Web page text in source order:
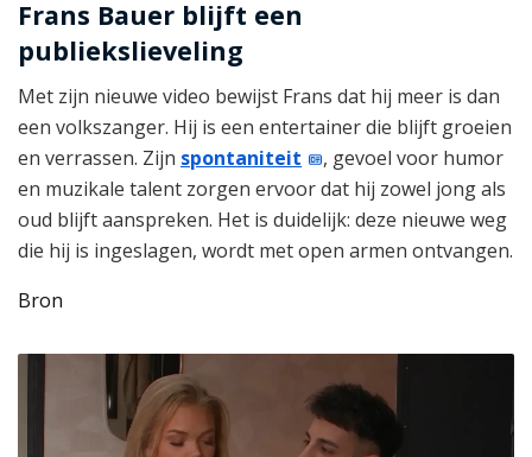
Frans Bauer blijft een
publiekslieveling
Met zijn nieuwe video bewijst Frans dat hij meer is dan
een volkszanger. Hij is een entertainer die blijft groeien
en verrassen. Zijn spontaniteit
, gevoel voor humor
en muzikale talent zorgen ervoor dat hij zowel jong als
oud blijft aanspreken. Het is duidelijk: deze nieuwe weg
die hij is ingeslagen, wordt met open armen ontvangen.
Bron